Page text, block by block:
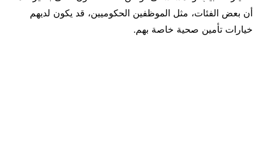
أن بعض الفئات، مثل الموظفين الحكوميين، قد يكون لديهم
خيارات تأمين صحية خاصة بهم.